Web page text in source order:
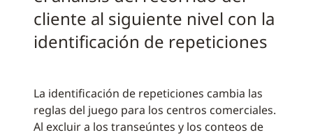
cliente al siguiente nivel con la
identificación de repeticiones
La identificación de repeticiones cambia las
reglas del juego para los centros comerciales.
Al excluir a los transeúntes y los conteos de